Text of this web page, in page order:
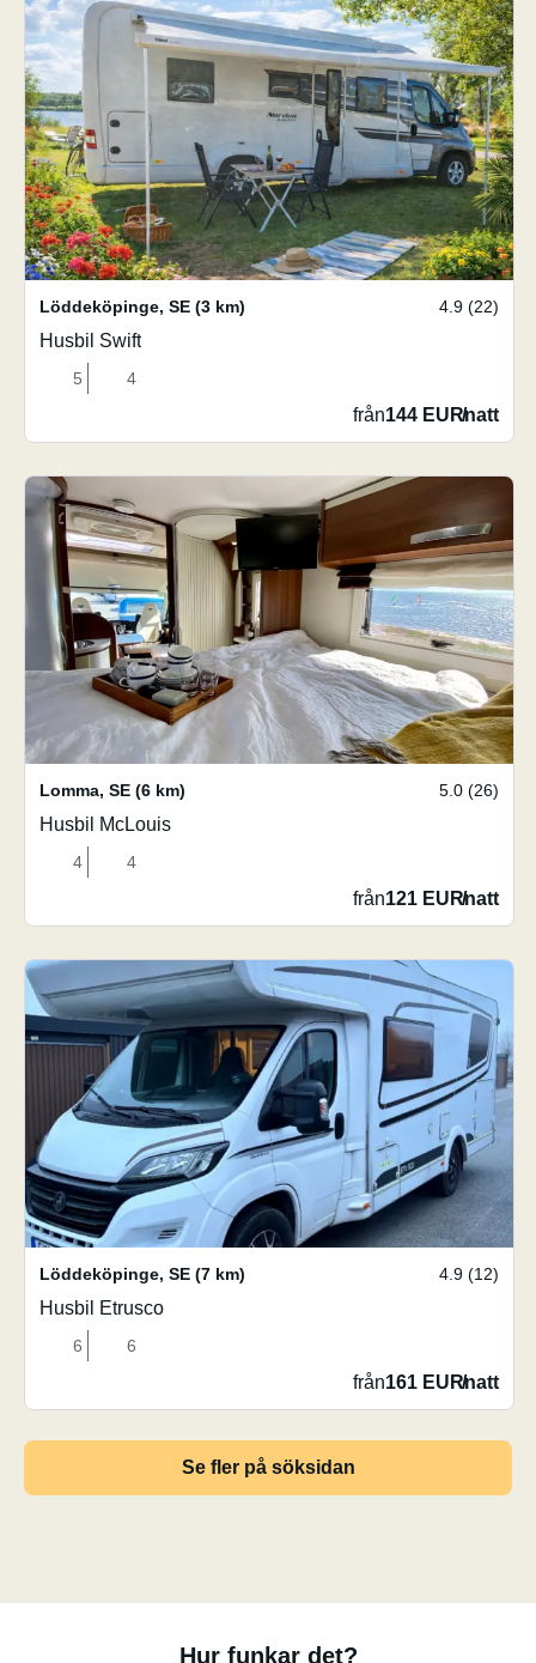
Löddeköpinge, SE (3 km) 4.9 (22)
Husbil Swift
5 4
från144 EUR/natt
Lomma, SE (6 km) 5.0 (26)
Husbil McLouis
4 4
från121 EUR/natt
Löddeköpinge, SE (7 km) 4.9 (12)
Husbil Etrusco
6 6
från161 EUR/natt
Se fler på söksidan
Hur funkar det?